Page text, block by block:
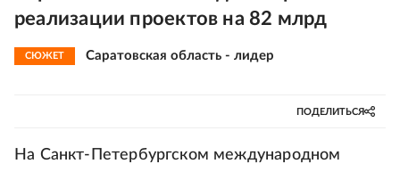
реализации проектов на 82 млрд
СЮЖЕТ Саратовская область - лидер
ПОДЕЛИТЬСЯ
На Санкт-Петербургском международном